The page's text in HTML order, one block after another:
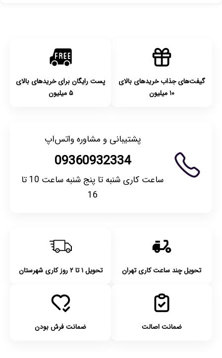
گیفت‌های جذاب خریدهای بالای
۱۰ میلیون
پست رایگان برای خریدهای بالای
۵ میلیون
پشتیبانی و مشاوره واتس‌اپ
09360932334
ساعت کاری شنبه تا پنج شنبه ساعت 10 تا
16
تحویل چند ساعت کاری تهران تحویل ۱ تا ۲ روز کاری شهرستان
ضمانت اصالت ضمانت فرش بودن